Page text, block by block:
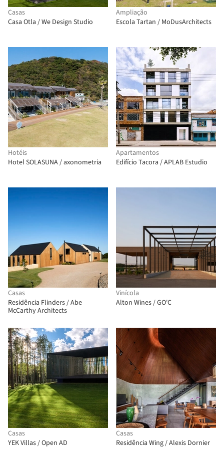
Casas
Casa Otla / We Design Studio
Ampliação
Escola Tartan / MoDusArchitects
Hotéis
Hotel SOLASUNA / axonometria
Apartamentos
Edifício Tacora / APLAB Estudio
Casas
Residência Flinders / Abe
McCarthy Architects
Vinícola
Alton Wines / GO'C
Casas
YEK Villas / Open AD
Casas
Residência Wing / Alexis Dornier